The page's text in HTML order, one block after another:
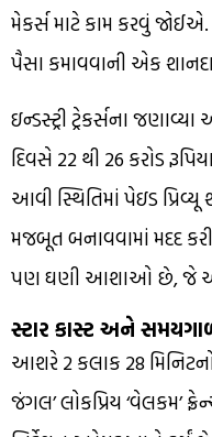
મેકર્સ માટે કામ કરવું
પૈસા કમાવવાની એક
ઇન્ડસ્ટ્રી ટ્રેકર્સના
દિવસે 22 થી 26 કરોડ
આવી સ્થિતિમાં પેઇડ
મજબૂત બનાવવામાં મદદ
પણ ઘણી આશાઓ છે, જે
સ્ટાર કાસ્ટ અને
આશરે 2 કલાક 28
જંગલ’ લોકપ્રિય ‘વેલકમ’